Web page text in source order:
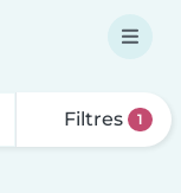
Filtres 1